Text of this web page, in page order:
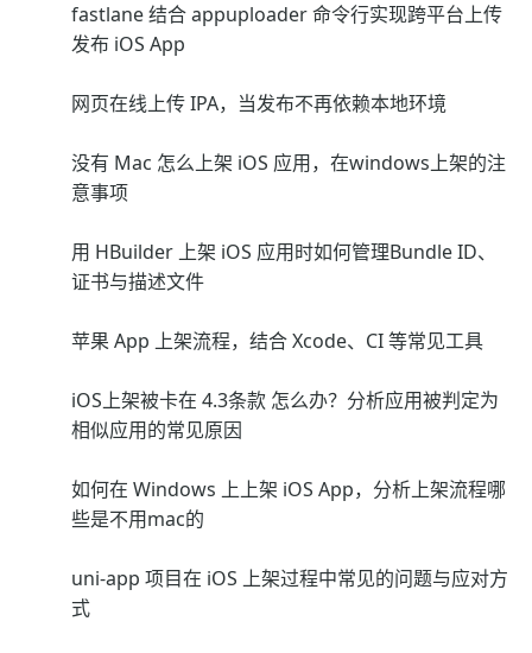
fastlane 结合 appuploader 命令行实现跨平台上传
发布 iOS App
网页在线上传 IPA，当发布不再依赖本地环境
没有 Mac 怎么上架 iOS 应用，在windows上架的注
意事项
用 HBuilder 上架 iOS 应用时如何管理Bundle ID、
证书与描述文件
苹果 App 上架流程，结合 Xcode、CI 等常见工具
iOS上架被卡在 4.3条款 怎么办？分析应用被判定为
相似应用的常见原因
如何在 Windows 上上架 iOS App，分析上架流程哪
些是不用mac的
uni-app 项目在 iOS 上架过程中常见的问题与应对方
式